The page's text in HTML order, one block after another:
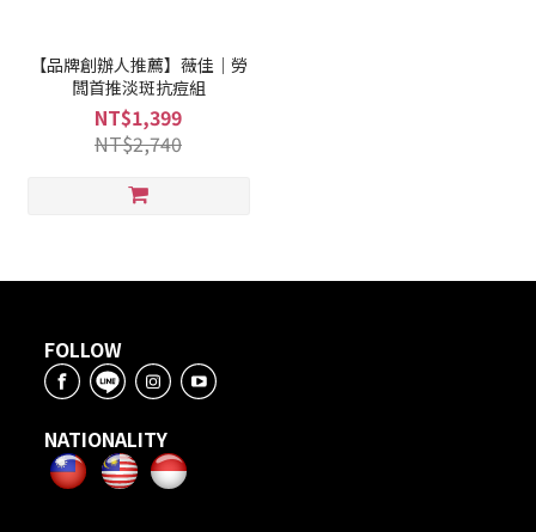
【品牌創辦人推薦】薇佳｜勞
闆首推淡斑抗痘組
NT$1,399
NT$2,740
FOLLOW
NATIONALITY